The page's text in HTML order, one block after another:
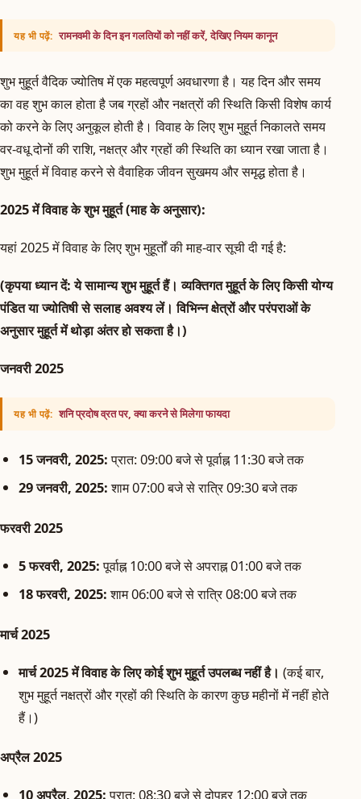
यह भी पढ़ें: रामनवमी के दिन इन गलतियों को नहीं करें, देखिए नियम कानून
शुभ मुहूर्त वैदिक ज्योतिष में एक महत्वपूर्ण अवधारणा है। यह दिन और समय
का वह शुभ काल होता है जब ग्रहों और नक्षत्रों की स्थिति किसी विशेष कार्य
को करने के लिए अनुकूल होती है। विवाह के लिए शुभ मुहूर्त निकालते समय
वर-वधू दोनों की राशि, नक्षत्र और ग्रहों की स्थिति का ध्यान रखा जाता है।
शुभ मुहूर्त में विवाह करने से वैवाहिक जीवन सुखमय और समृद्ध होता है।
2025 में विवाह के शुभ मुहूर्त (माह के अनुसार):
यहां 2025 में विवाह के लिए शुभ मुहूर्तों की माह-वार सूची दी गई है:
(कृपया ध्यान दें: ये सामान्य शुभ मुहूर्त हैं। व्यक्तिगत मुहूर्त के लिए किसी योग्य
पंडित या ज्योतिषी से सलाह अवश्य लें। विभिन्न क्षेत्रों और परंपराओं के
अनुसार मुहूर्त में थोड़ा अंतर हो सकता है।)
जनवरी 2025
यह भी पढ़ें: शनि प्रदोष व्रत पर, क्या करने से मिलेगा फायदा
15 जनवरी, 2025:प्रात: 09:00 बजे से पूर्वाह्न 11:30 बजे तक
29 जनवरी, 2025:शाम 07:00 बजे से रात्रि 09:30 बजे तक
फरवरी 2025
5 फरवरी, 2025:पूर्वाह्न 10:00 बजे से अपराह्न 01:00 बजे तक
18 फरवरी, 2025:शाम 06:00 बजे से रात्रि 08:00 बजे तक
मार्च 2025
मार्च 2025 में विवाह के लिए कोई शुभ मुहूर्त उपलब्ध नहीं है। (कई बार,
शुभ मुहूर्त नक्षत्रों और ग्रहों की स्थिति के कारण कुछ महीनों में नहीं होते
हैं।)
अप्रैल 2025
10 अप्रैल, 2025:प्रात: 08:30 बजे से दोपहर 12:00 बजे तक